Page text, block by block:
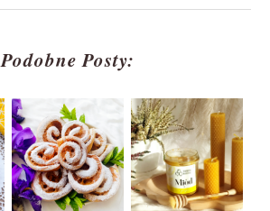
Podobne Posty: